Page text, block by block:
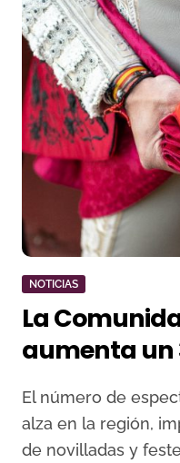
NOTICIAS
La
aumenta un
taurinos en
su
pandemia
El número de espectáculos taurinos sigue al
alza en la región,
de novilladas y